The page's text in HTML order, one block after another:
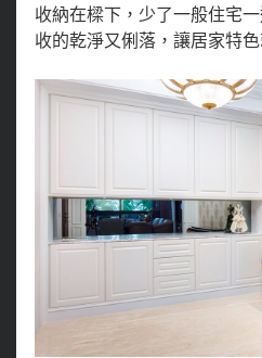
收納在樑下，少了一般住宅
收的乾淨又俐落，讓居家特